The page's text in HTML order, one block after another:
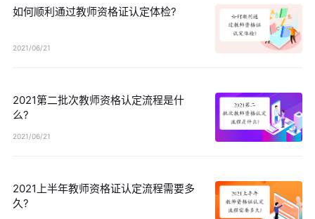
如何顺利通过教师资格证认定体检?
2021/06/21
2021第二批次教师资格认定流程是什
么?
2021/06/21
2021上半年教师资格证认定流程需要多
久?